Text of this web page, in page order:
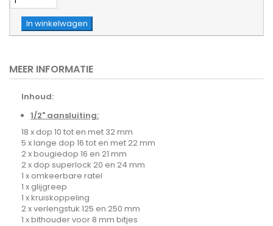
In winkelwagen
MEER INFORMATIE
Inhoud:
1/2" aansluiting:
18 x dop 10 tot en met 32 mm
5 x lange dop 16 tot en met 22 mm
2 x bougiedop 16 en 21 mm
2 x dop superlock 20 en 24 mm
1 x omkeerbare ratel
1 x glijgreep
1 x kruiskoppeling
2 x verlengstuk 125 en 250 mm
1 x bithouder voor 8 mm bitjes